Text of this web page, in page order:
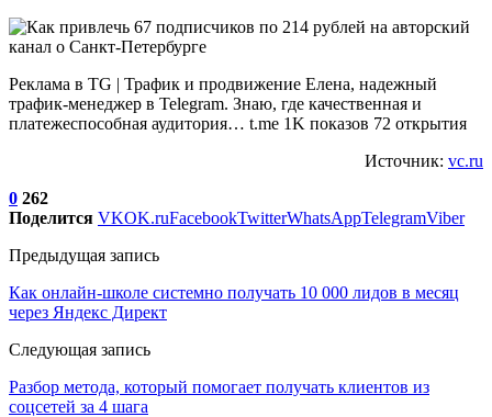
Реклама в TG | Трафик и продвижение Елена, надежный
трафик-менеджер в Telegram. Знаю, где качественная и
платежеспособная аудитория… t.me 1K показов 72 открытия
Источник: vc.ru
0 262
Поделится VKOK.ruFacebookTwitterWhatsAppTelegramViber
Предыдущая запись
Как онлайн-школе системно получать 10 000 лидов в месяц
через Яндекс Директ
Следующая запись
Разбор метода, который помогает получать клиентов из
соцсетей за 4 шага